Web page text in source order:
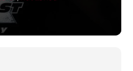
ร็วแรงทะลุนรก